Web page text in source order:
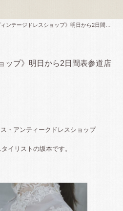
ップ》明日から2日間表参道店
・アンティークドレスショップ
イリストの坂本です。